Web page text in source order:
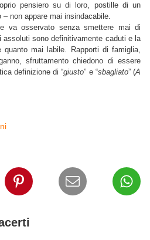
pensiero su di loro, postille di un
non appare mai insindacabile.
va osservato senza smettere mai di
assoluti sono definitivamente caduti e la
mai labile. Rapporti di famiglia,
sfruttamento chiedono di essere
definizione di “giusto” e “sbagliato” (A